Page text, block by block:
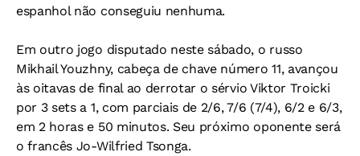
espanhol não conseguiu nenhuma.
Em outro jogo disputado neste sábado, o russo
Mikhail Youzhny, cabeça de chave número 11, avançou
às oitavas de final ao derrotar o sérvio Viktor Troicki
por 3 sets a 1, com parciais de 2/6, 7/6 (7/4), 6/2 e 6/3,
em 2 horas e 50 minutos. Seu próximo oponente será
o francês Jo-Wilfried Tsonga.